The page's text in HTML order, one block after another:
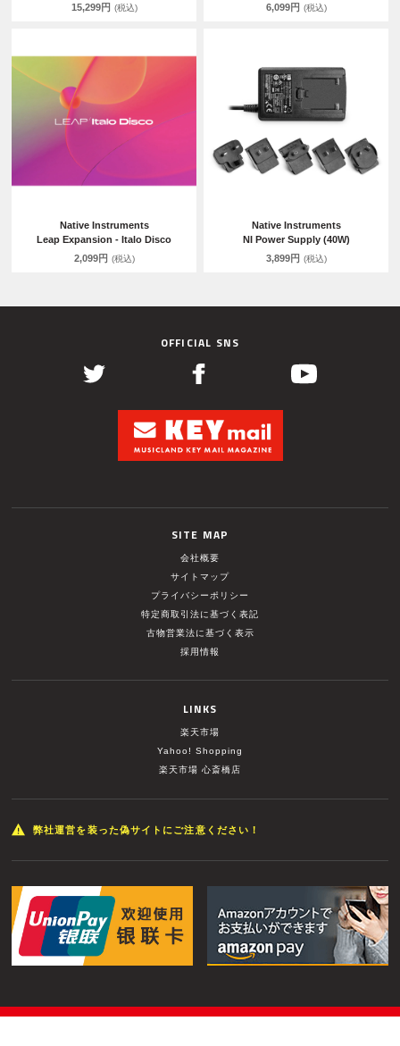
15,299円 (税込)
6,099円 (税込)
Native Instruments
Leap Expansion - Italo Disco
2,099円 (税込)
Native Instruments
NI Power Supply (40W)
3,899円 (税込)
OFFICIAL SNS
SITE MAP
会社概要
サイトマップ
プライバシーポリシー
特定商取引法に基づく表記
古物営業法に基づく表示
採用情報
LINKS
楽天市場
Yahoo! Shopping
楽天市場 心斎橋店
弊社運営を装った偽サイトにご注意ください！